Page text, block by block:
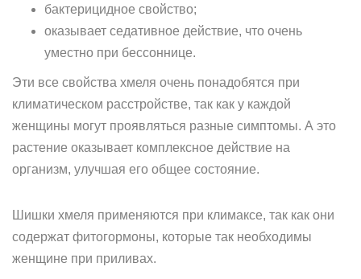
бактерицидное свойство;
оказывает седативное действие, что очень
уместно при бессоннице.
Эти все свойства хмеля очень понадобятся при
климатическом расстройстве, так как у каждой
женщины могут проявляться разные симптомы. А это
растение оказывает комплексное действие на
организм, улучшая его общее состояние.
Шишки хмеля применяются при климаксе, так как они
содержат фитогормоны, которые так необходимы
женщине при приливах.